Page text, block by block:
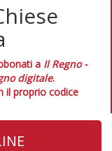
a Il Regno -
digitale.
il proprio codice